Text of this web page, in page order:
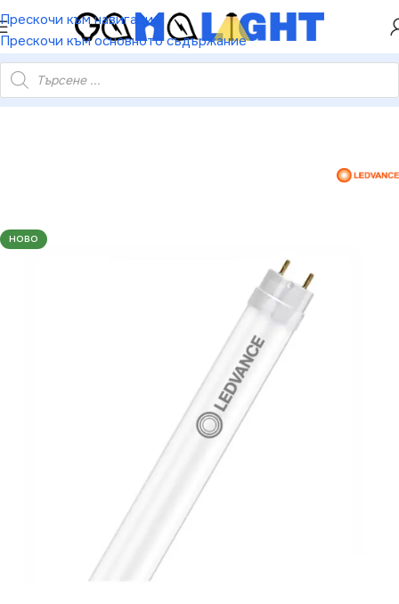
Прескочи към навигация
Прескочи към основното съдържание
НАМАЛЕНИЕ ОТ 5%
LED ЛАМПА ST8E-1.2M 16W/865 220-240V EM
НОВО